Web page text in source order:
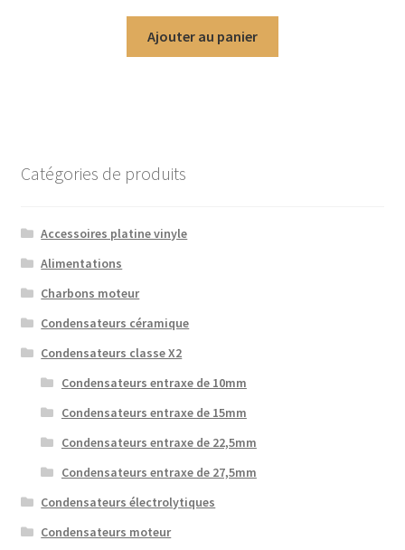
e
1.
00
Ajouter au panier
Catégories de produits
Accessoires platine vinyle
Alimentations
Charbons moteur
Condensateurs céramique
Condensateurs classe X2
Condensateurs entraxe de 10mm
Condensateurs entraxe de 15mm
Condensateurs entraxe de 22,5mm
Condensateurs entraxe de 27,5mm
Condensateurs électrolytiques
Condensateurs moteur